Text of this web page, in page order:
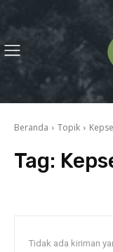
Beranda Topik
Tag:
Tidak ada kiriman